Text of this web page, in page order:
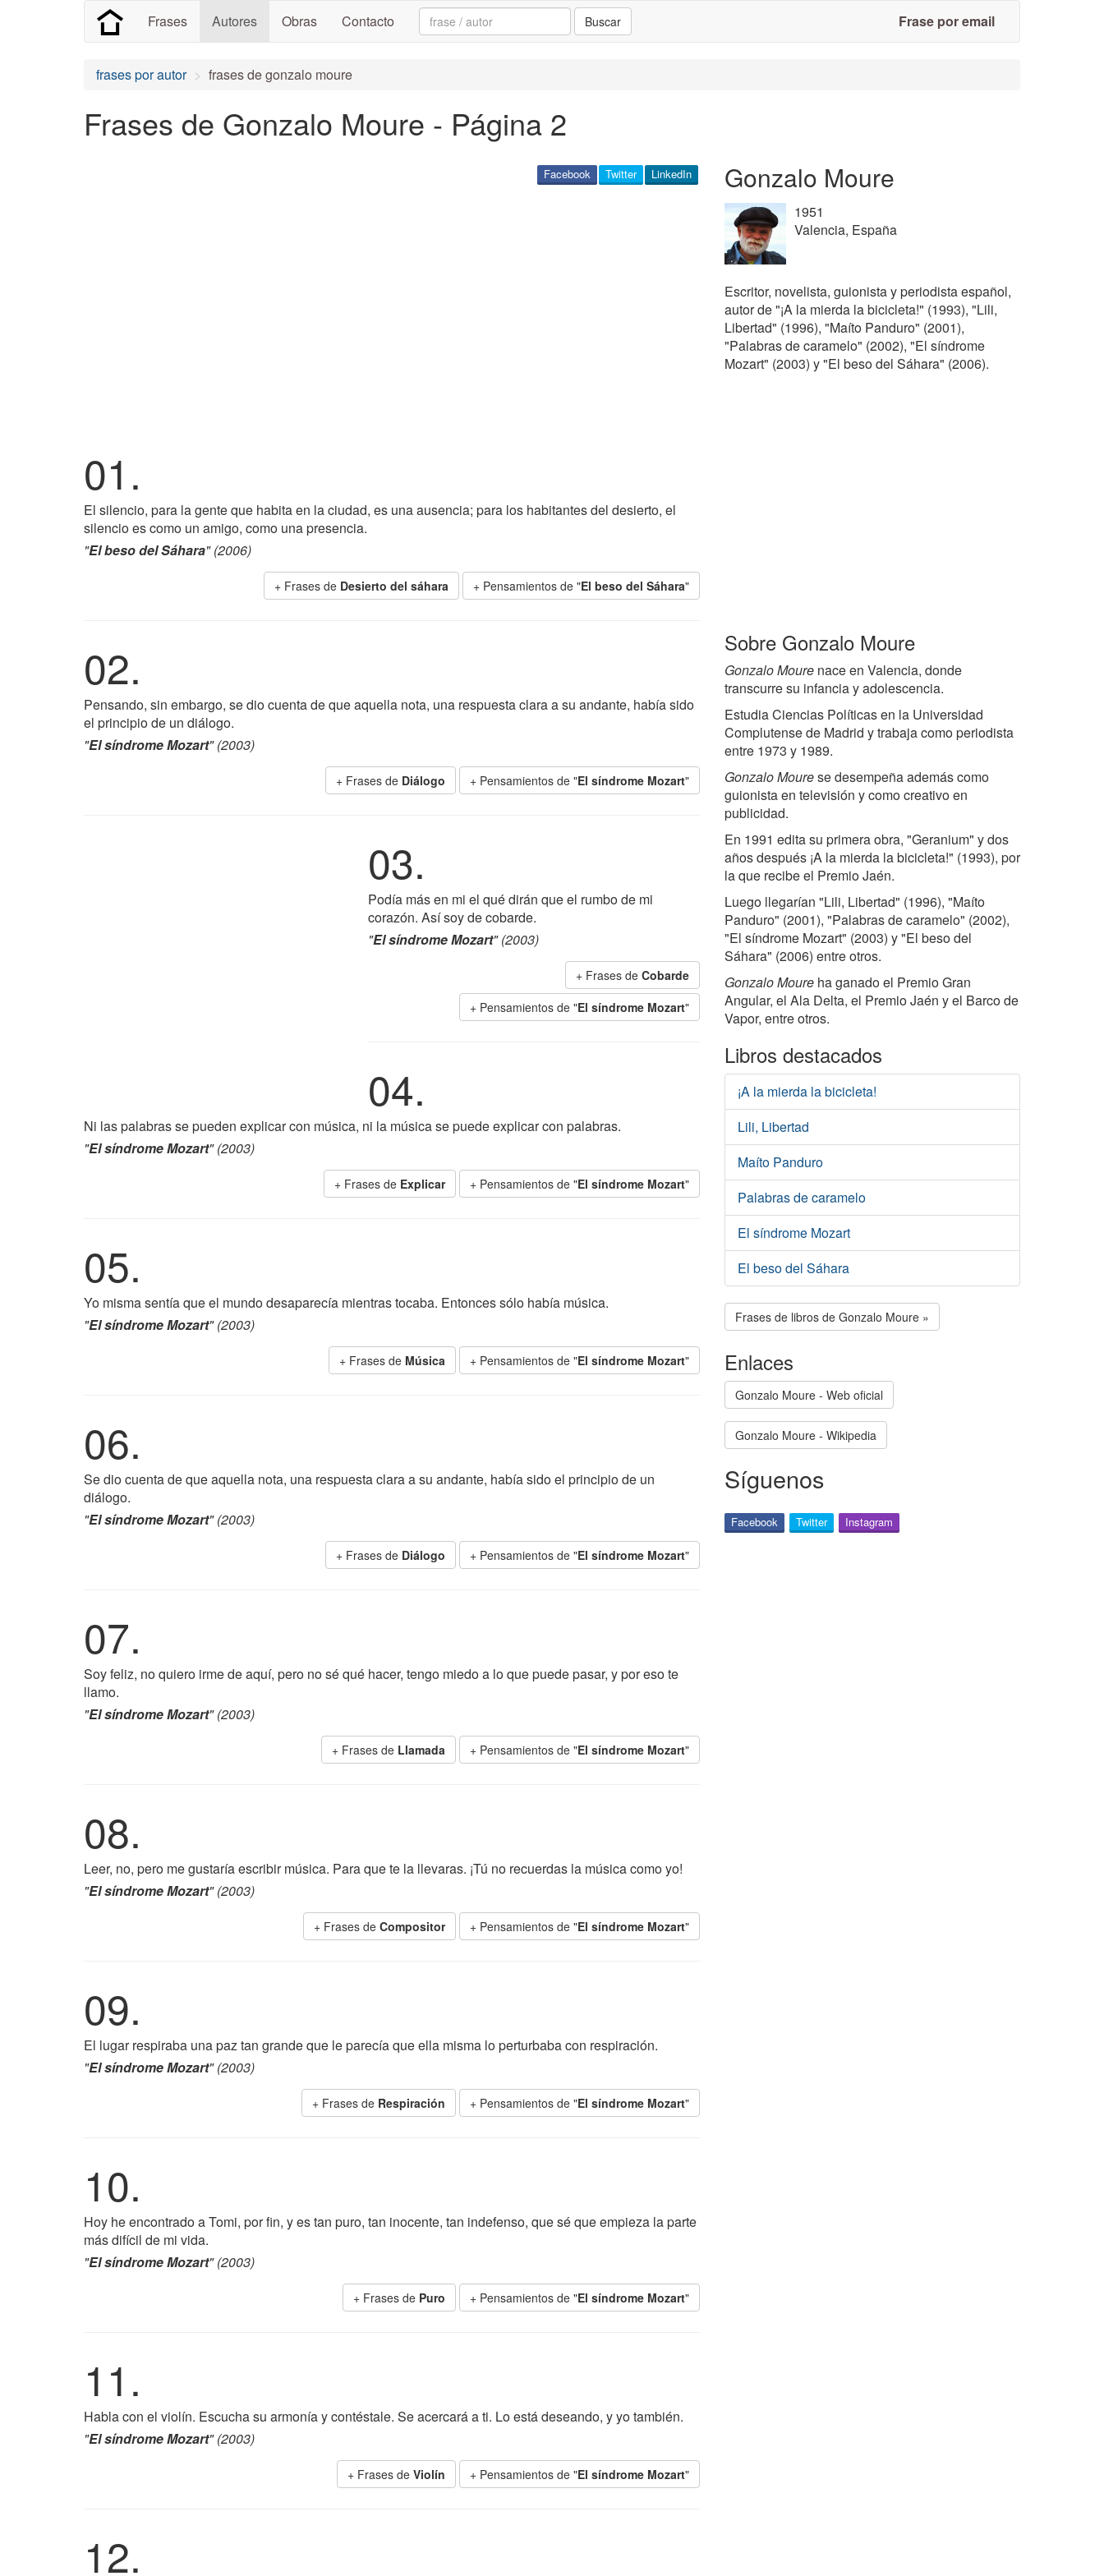
Frases Autores Obras Contacto Search: Buscar Frase por email
frases por autor frases de gonzalo moure
Frases de Gonzalo Moure - Página 2
LinkedIn
Twitter
Facebook
01.
El silencio, para la gente que habita en la ciudad, es una ausencia; para los habitantes del desierto, el
silencio es como un amigo, como una presencia.
"El beso del Sáhara" (2006)
+ Frases de Desierto del sáhara + Pensamientos de "El beso del Sáhara"
02.
Pensando, sin embargo, se dio cuenta de que aquella nota, una respuesta clara a su andante, había sido
el principio de un diálogo.
"El síndrome Mozart" (2003)
+ Frases de Diálogo + Pensamientos de "El síndrome Mozart"
03.
Podía más en mi el qué dirán que el rumbo de mi
corazón. Así soy de cobarde.
"El síndrome Mozart" (2003)
+ Frases de Cobarde
+ Pensamientos de "El síndrome Mozart"
04.
Ni las palabras se pueden explicar con música, ni la música se puede explicar con palabras.
"El síndrome Mozart" (2003)
+ Frases de Explicar + Pensamientos de "El síndrome Mozart"
05.
Yo misma sentía que el mundo desaparecía mientras tocaba. Entonces sólo había música.
"El síndrome Mozart" (2003)
+ Frases de Música + Pensamientos de "El síndrome Mozart"
06.
Se dio cuenta de que aquella nota, una respuesta clara a su andante, había sido el principio de un
diálogo.
"El síndrome Mozart" (2003)
+ Frases de Diálogo + Pensamientos de "El síndrome Mozart"
07.
Soy feliz, no quiero irme de aquí, pero no sé qué hacer, tengo miedo a lo que puede pasar, y por eso te
llamo.
"El síndrome Mozart" (2003)
+ Frases de Llamada + Pensamientos de "El síndrome Mozart"
08.
Leer, no, pero me gustaría escribir música. Para que te la llevaras. ¡Tú no recuerdas la música como yo!
"El síndrome Mozart" (2003)
+ Frases de Compositor + Pensamientos de "El síndrome Mozart"
09.
El lugar respiraba una paz tan grande que le parecía que ella misma lo perturbaba con respiración.
"El síndrome Mozart" (2003)
+ Frases de Respiración + Pensamientos de "El síndrome Mozart"
10.
Hoy he encontrado a Tomi, por fin, y es tan puro, tan inocente, tan indefenso, que sé que empieza la parte
más difícil de mi vida.
"El síndrome Mozart" (2003)
+ Frases de Puro + Pensamientos de "El síndrome Mozart"
11.
Habla con el violín. Escucha su armonía y contéstale. Se acercará a ti. Lo está deseando, y yo también.
"El síndrome Mozart" (2003)
+ Frases de Violín + Pensamientos de "El síndrome Mozart"
12.
Gonzalo Moure
1951
Valencia, España
Escritor, novelista, guionista y periodista español,
autor de "¡A la mierda la bicicleta!" (1993), "Lili,
Libertad" (1996), "Maíto Panduro" (2001),
"Palabras de caramelo" (2002), "El síndrome
Mozart" (2003) y "El beso del Sáhara" (2006).
Sobre Gonzalo Moure
Gonzalo Moure nace en Valencia, donde
transcurre su infancia y adolescencia.
Estudia Ciencias Políticas en la Universidad
Complutense de Madrid y trabaja como periodista
entre 1973 y 1989.
Gonzalo Mourese desempeña además como
guionista en televisión y como creativo en
publicidad.
En 1991 edita su primera obra, "Geranium" y dos
años después ¡A la mierda la bicicleta!" (1993), por
la que recibe el Premio Jaén.
Luego llegarían "Lili, Libertad" (1996), "Maíto
Panduro" (2001), "Palabras de caramelo" (2002),
"El síndrome Mozart" (2003) y "El beso del
Sáhara" (2006) entre otros.
Gonzalo Moure ha ganado el Premio Gran
Angular, el Ala Delta, el Premio Jaén y el Barco de
Vapor, entre otros.
Libros destacados
¡A la mierda la bicicleta!
Lili, Libertad
Maíto Panduro
Palabras de caramelo
El síndrome Mozart
El beso del Sáhara
Frases de libros de Gonzalo Moure »
Enlaces
Gonzalo Moure - Web oficial
Gonzalo Moure - Wikipedia
Síguenos
Facebook Twitter Instagram